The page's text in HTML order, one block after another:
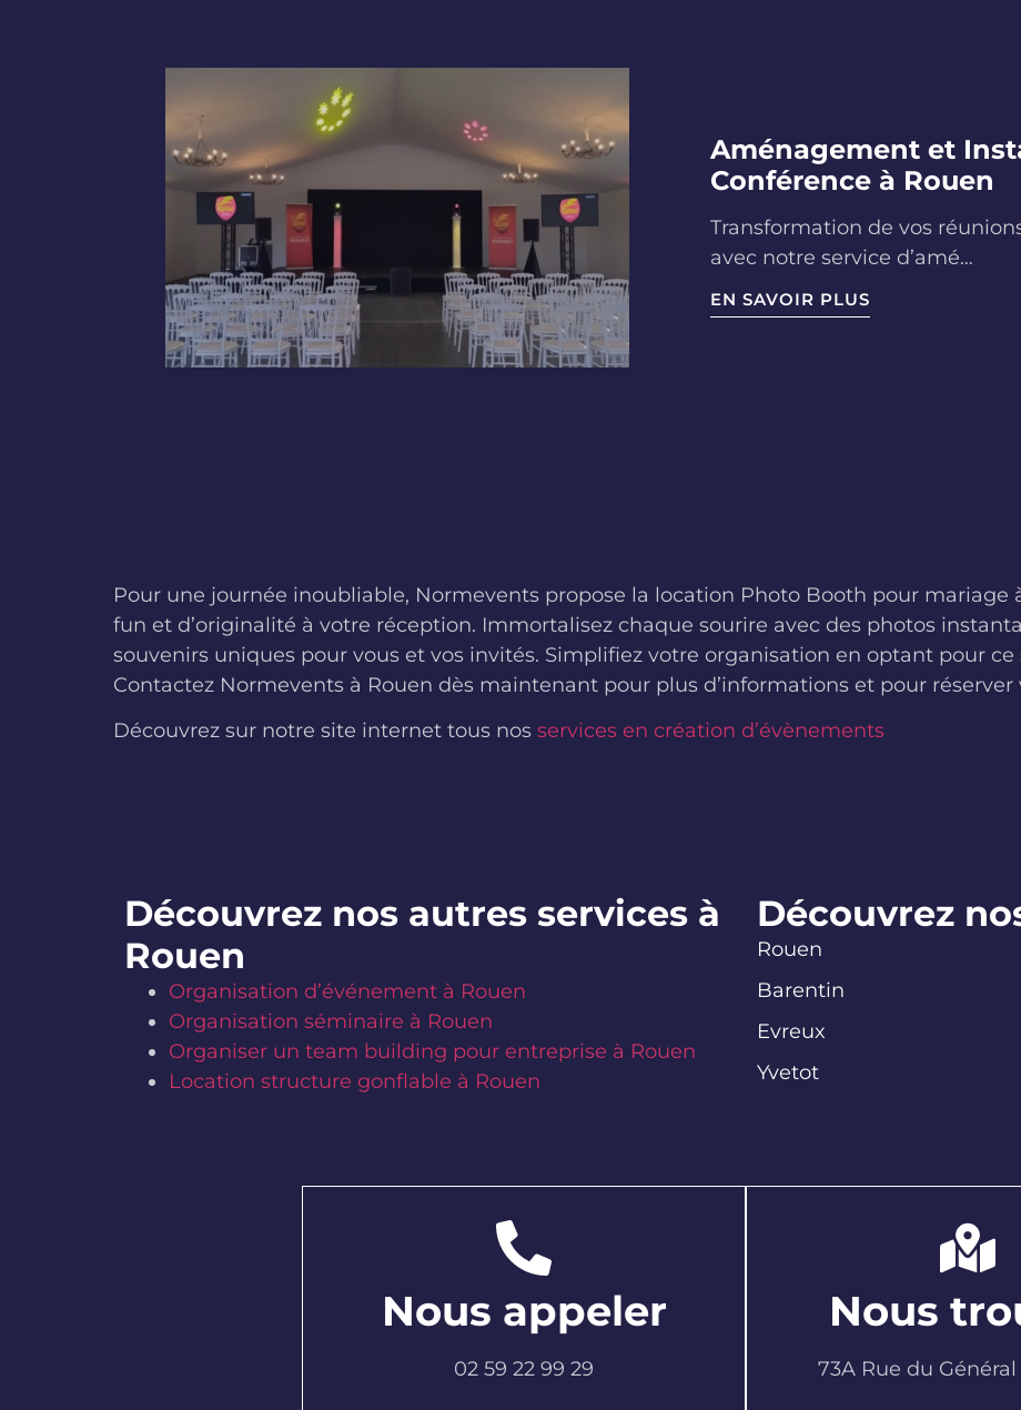
Aménagement et
Conférence à Rouen
Transformation de vos
avec notre service d’amé…
EN SAVOIR PLUS
Pour une journée inoubliable, Normevents propose la location Photo Booth pour mariage
fun et d’originalité à votre réception. Immortalisez chaque sourire avec des photos
souvenirs uniques pour vous et vos invités. Simplifiez votre organisation en optant pour ce
Contactez Normevents à Rouen dès maintenant pour plus d’informations et pour
Découvrez sur notre site internet tous nos services en création d’évènements
Découvrez nos autres services à
Rouen
Organisation d’événement à Rouen
Organisation séminaire à Rouen
Organiser un team building pour entreprise à Rouen
Location structure gonflable à Rouen
Découvrez
Rouen
Barentin
Evreux
Yvetot
Nous appeler
02 59 22 99 29
Nous
73A Rue du